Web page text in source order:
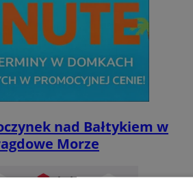
nad Bałtykiem w
Morze